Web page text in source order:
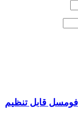
کمک‌ فنر عقب تویوتا پرادو 120 فومسل قابل تنظیم